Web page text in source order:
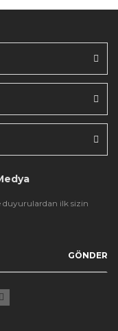
ilk sizin
GÖNDER